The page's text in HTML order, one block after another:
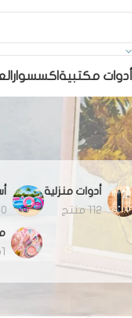
أدوات مكتبيةاكسسوار
أدوات منزلية
112 منتج
40